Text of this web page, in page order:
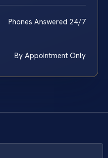
Phones Answered 24/7
By Appointment Only